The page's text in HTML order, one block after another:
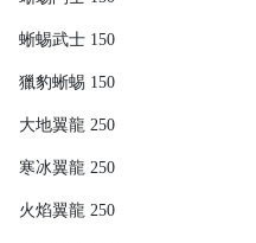
蜥蜴武士 150
獵豹蜥蜴 150
大地翼龍 250
寒冰翼龍 250
火焰翼龍 250